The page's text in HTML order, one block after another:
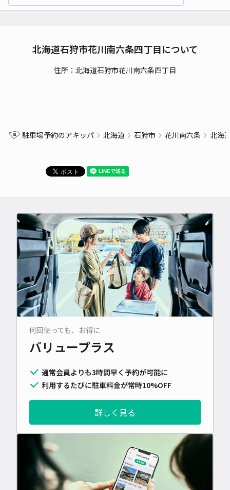
北海道石狩市花川南六条四丁目について
住所：北海道石狩市花川南六条四丁目
駐車場予約のアキッパ 北海道 石狩市 花川南六条 北海
何回使っても、お得に
バリュープラス
通常会員よりも3時間早く予約が可能に
利用するたびに駐車料金が常時10%OFF
詳しく見る